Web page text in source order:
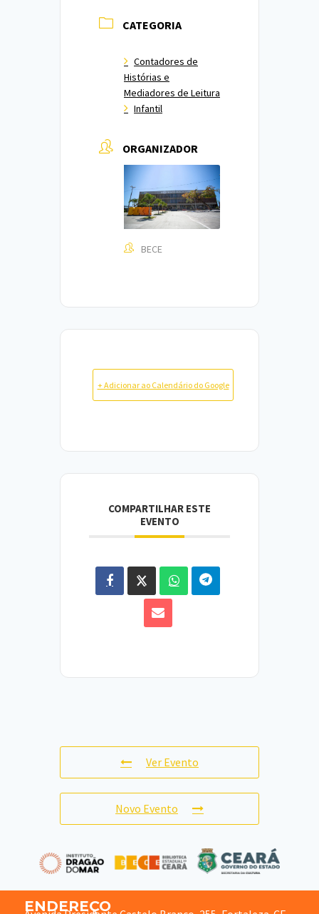
CATEGORIA
Contadores de
Histórias e
Mediadores de Leitura
Infantil
ORGANIZADOR
BECE
+ Adicionar ao Calendário do Google
COMPARTILHAR ESTE
EVENTO
Ver Evento
Novo Evento
ENDEREÇO